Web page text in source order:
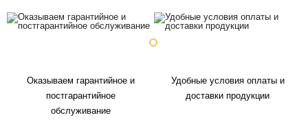
Оказываем гарантийное и
постгарантийное
обслуживание
Удобные условия оплаты и
доставки продукции